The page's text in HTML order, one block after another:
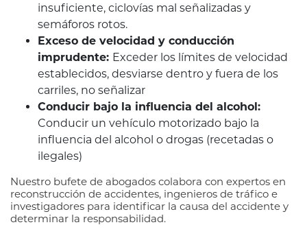
insuficiente, ciclovías mal señalizadas y
semáforos rotos.
Exceso de velocidad y conducción
imprudente: Exceder los límites de velocidad
establecidos, desviarse dentro y fuera de los
carriles, no señalizar
Conducir bajo la influencia del alcohol:
Conducir un vehículo motorizado bajo la
influencia del alcohol o drogas (recetadas o
ilegales)
Nuestro bufete de abogados colabora con expertos en
reconstrucción de accidentes, ingenieros de tráfico e
investigadores para identificar la causa del accidente y
determinar la responsabilidad.